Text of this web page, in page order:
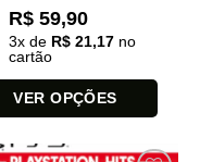
R$ 59,90
3x de R$ 21,17 no
cartão
VER OPÇÕES